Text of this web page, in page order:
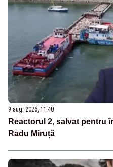
9 aug. 2026, 11:40
Reactorul 2, salvat pentru
Radu Miruță